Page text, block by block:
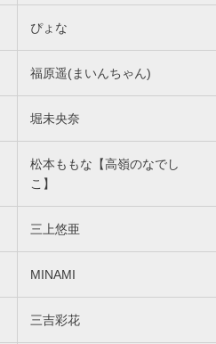
ぴょな
福原遥(まいんちゃん)
堀未央奈
松本ももな【高嶺のなでし
こ】
三上悠亜
MINAMI
三吉彩花